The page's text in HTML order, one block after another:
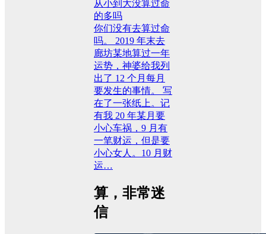
从小到大没算过命
的多吗
你们没有去算过命
吗。 2019 年末去
廊坊某地算过一年
运势，神婆给我列
出了 12 个月每月
要发生的事情。 写
在了一张纸上。记
有我 20 年某月要
小心车祸，9 月有
一笔财运，但是要
小心女人。10 月财
运…
算，非常迷
信